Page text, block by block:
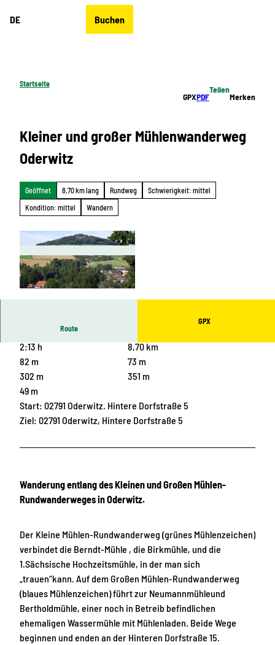
DE Buchen
Startseite
GPXPDF
Teilen
Merken
Kleiner und großer Mühlenwanderweg
Oderwitz
Geöffnet 8,70 km lang Rundweg
Schwierigkeit: mittel
Kondition: mittel
Wandern
e, Das Landschaftswunderland Oberlausitz |
Route
GPX
2:13 h
8,70 km
82 m
73 m
302 m
351 m
49 m
Start: 02791 Oderwitz. Hintere Dorfstraße 5
Ziel: 02791 Oderwitz, Hintere Dorfstraße 5
Wanderung entlang des Kleinen und Großen Mühlen-
Rundwanderweges in Oderwitz.
Der Kleine Mühlen-Rundwanderweg (grünes Mühlenzeichen)
verbindet die Berndt-Mühle , die Birkmühle, und die
1.Sächsische Hochzeitsmühle, in der man sich
„trauen“kann. Auf dem Großen Mühlen-Rundwanderweg
(blaues Mühlenzeichen) führt zur Neumannmühleund
Bertholdmühle, einer noch in Betreib befindlichen
ehemaligen Wassermühle mit Mühlenladen. Beide Wege
beginnen und enden an der Hinteren Dorfstraße 15.